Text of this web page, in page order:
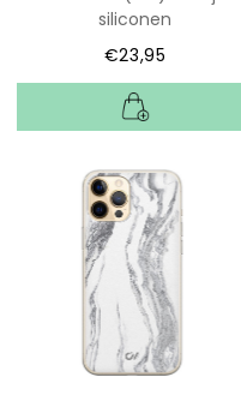
siliconen
€23,95